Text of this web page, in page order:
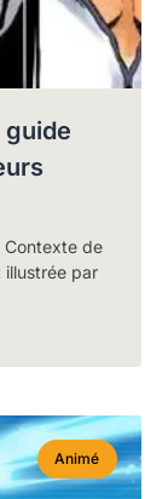
guide
Contexte de
illustrée par
Animé